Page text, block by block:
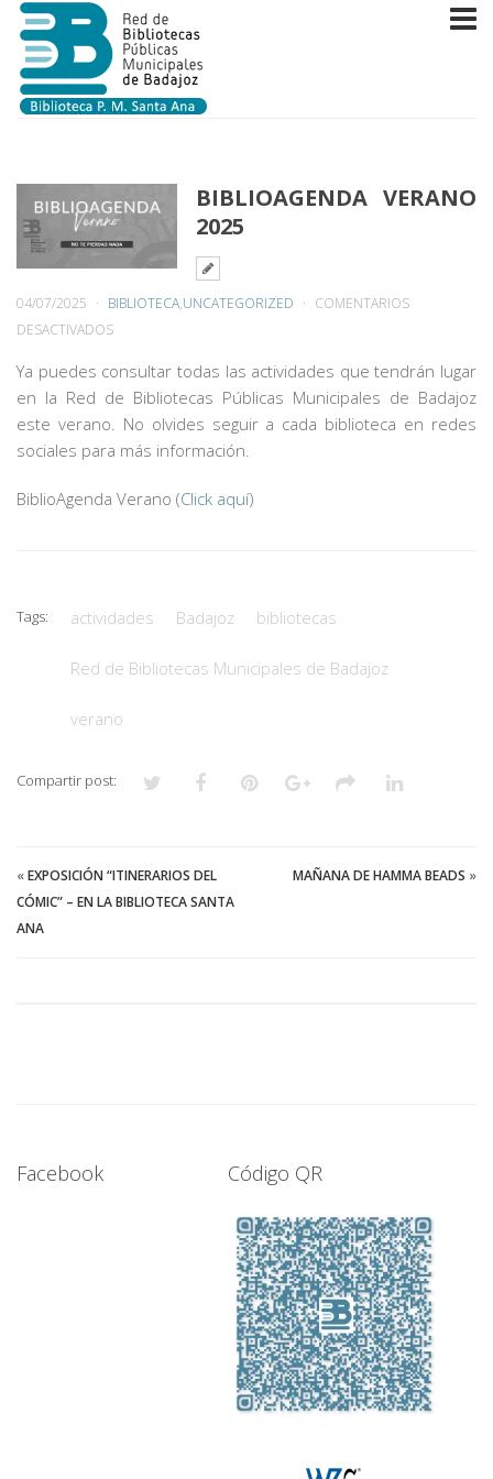
BIBLIOAGENDA VERANO
2025
04/07/2025 BIBLIOTECA,UNCATEGORIZED
COMENTARIOS
DESACTIVADOSEN
VERANO
2025
Ya puedes consultar todas las actividades que tendrán lugar
en la Red de Bibliotecas Públicas Municipales de Badajoz
este verano. No olvides seguir a cada biblioteca en redes
sociales para más información.
BiblioAgenda Verano (Click aquí)
Tags: actividades Badajoz bibliotecas
Red de Bibliotecas Municipales de Badajoz
verano
Compartir post:
«EXPOSICIÓN “ITINERARIOS DEL
CÓMIC” – EN LA BIBLIOTECA SANTA
ANA
MAÑANA DE HAMMA BEADS »
Facebook Código QR